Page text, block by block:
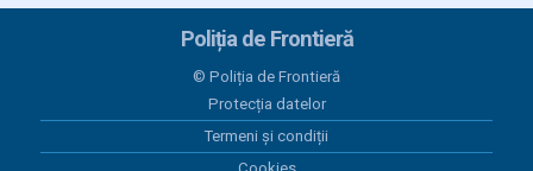
Organizarea celui de-al treilea
Workshop pentru elaborarea unei
curicule comune de pregătire în
cadrul proiectului “ROHU00634 –
SAFE – Together for a Safer Area”
Poliția de Frontieră
© Poliția de Frontieră
Protecția datelor
Termeni și condiții